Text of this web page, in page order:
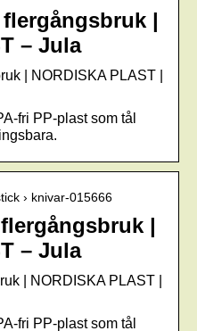
|
– Jula
| NORDISKA PLAST |
fri PP-plast som tål
› knivar-015666
|
– Jula
| NORDISKA PLAST |
fri PP-plast som tål